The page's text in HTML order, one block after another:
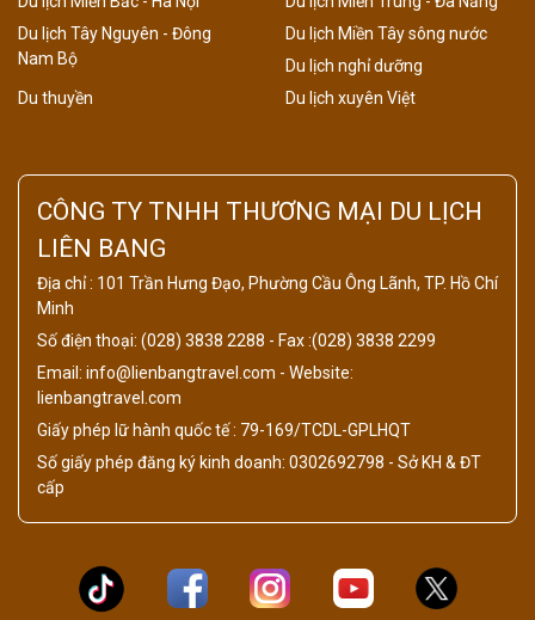
Du lịch Tây Nguyên - Đông
Nam Bộ
Du lịch Miền Tây sông nước
Du lịch nghỉ dưỡng
Du thuyền
Du lịch xuyên Việt
CÔNG TY TNHH THƯƠNG MẠI DU LỊCH
LIÊN BANG
Địa chỉ : 101 Trần Hưng Đạo, Phường Cầu Ông Lãnh, TP. Hồ Chí
Minh
Số điện thoại: (028) 3838 2288 - Fax :(028) 3838 2299
Email: info@lienbangtravel.com - Website:
lienbangtravel.com
Giấy phép lữ hành quốc tế : 79-169/TCDL-GPLHQT
Số giấy phép đăng ký kinh doanh: 0302692798 - Sở KH & ĐT
cấp